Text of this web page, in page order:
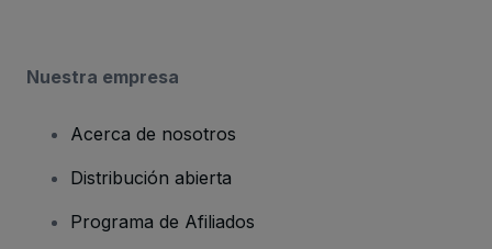
Nuestra empresa
Acerca de nosotros
Distribución abierta
Programa de Afiliados